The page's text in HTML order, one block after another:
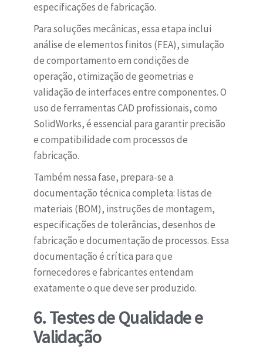
especificações de fabricação.
Para soluções mecânicas, essa etapa inclui
análise de elementos finitos (FEA), simulação
de comportamento em condições de
operação, otimização de geometrias e
validação de interfaces entre componentes. O
uso de ferramentas CAD profissionais, como
SolidWorks, é essencial para garantir precisão
e compatibilidade com processos de
fabricação.
Também nessa fase, prepara-se a
documentação técnica completa: listas de
materiais (BOM), instruções de montagem,
especificações de tolerâncias, desenhos de
fabricação e documentação de processos. Essa
documentação é crítica para que
fornecedores e fabricantes entendam
exatamente o que deve ser produzido.
6. Testes de Qualidade e
Validação